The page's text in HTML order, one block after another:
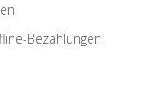
Bezahlungen